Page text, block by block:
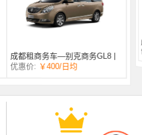
成都租商务车—别克商务GL8 |
自动挡 | 7座
优惠价: ￥400/日均